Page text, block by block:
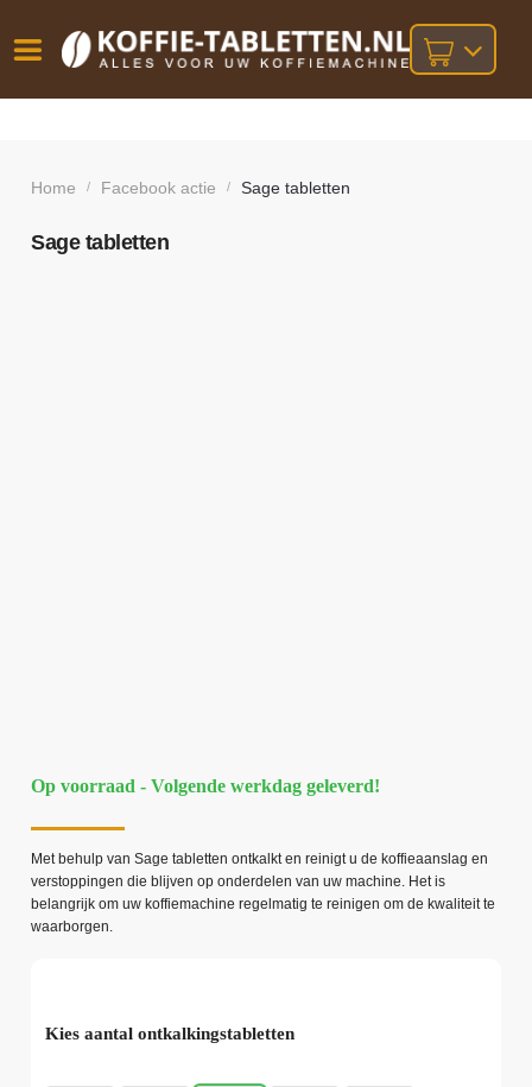
besteld,
volgende
bij orders
boven
Home / Facebook actie / Sage tabletten
Sage tabletten
Op voorraad - Volgende werkdag geleverd!
Met behulp van Sage tabletten ontkalkt en reinigt u de koffieaanslag en
verstoppingen die blijven op onderdelen van uw machine. Het is
belangrijk om uw koffiemachine regelmatig te reinigen om de kwaliteit te
waarborgen.
Kies aantal ontkalkingstabletten